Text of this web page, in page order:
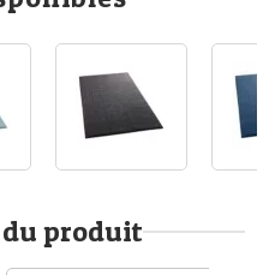
produit